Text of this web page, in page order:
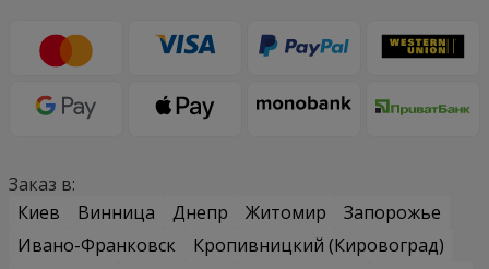
Заказ в:
Киев
Винница Днепр Житомир
Запорожье
Ивано-Франковск
Кропивницкий (Кировоград)